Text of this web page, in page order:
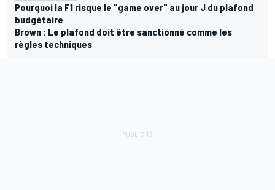
Pourquoi la F1 risque le "game over" au jour J du plafond
budgétaire
Brown : Le plafond doit être sanctionné comme les
règles techniques